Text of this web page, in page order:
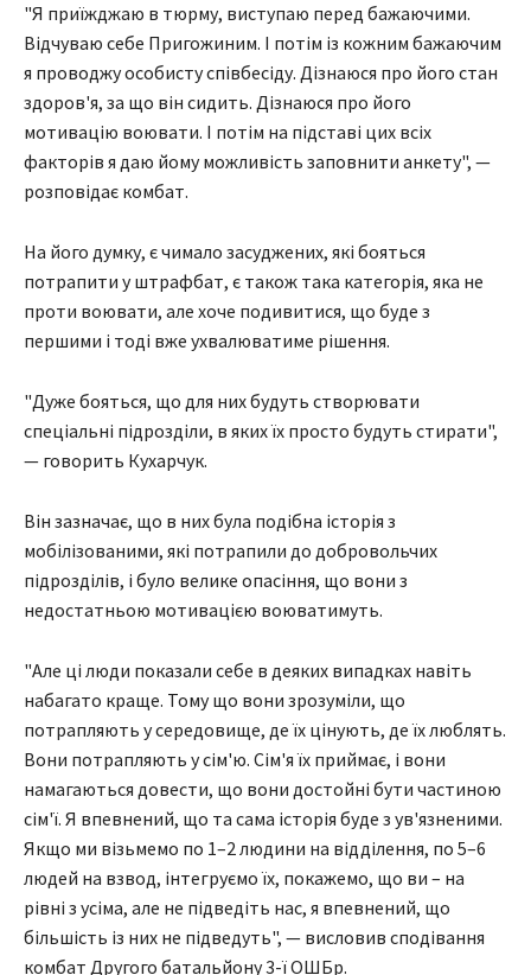
"Я приїжджаю в тюрму, виступаю перед бажаючими.
Відчуваю себе Пригожиним. І потім із кожним бажаючим
я проводжу особисту співбесіду. Дізнаюся про його стан
здоров'я, за що він сидить. Дізнаюся про його
мотивацію воювати. І потім на підставі цих всіх
факторів я даю йому можливість заповнити анкету", —
розповідає комбат.
На його думку, є чимало засуджених, які бояться
потрапити у штрафбат, є також така категорія, яка не
проти воювати, але хоче подивитися, що буде з
першими і тоді вже ухвалюватиме рішення.
"Дуже бояться, що для них будуть створювати
спеціальні підрозділи, в яких їх просто будуть стирати",
— говорить Кухарчук.
Він зазначає, що в них була подібна історія з
мобілізованими, які потрапили до добровольчих
підрозділів, і було велике опасіння, що вони з
недостатньою мотивацією воюватимуть.
"Але ці люди показали себе в деяких випадках навіть
набагато краще. Тому що вони зрозуміли, що
потрапляють у середовище, де їх цінують, де їх люблять.
Вони потрапляють у сім'ю. Сім'я їх приймає, і вони
намагаються довести, що вони достойні бути частиною
сім'ї. Я впевнений, що та сама історія буде з ув'язненими.
Якщо ми візьмемо по 1–2 людини на відділення, по 5–6
людей на взвод, інтегруємо їх, покажемо, що ви – на
рівні з усіма, але не підведіть нас, я впевнений, що
більшість із них не підведуть", — висловив сподівання
комбат Другого батальйону 3-ї ОШБр.